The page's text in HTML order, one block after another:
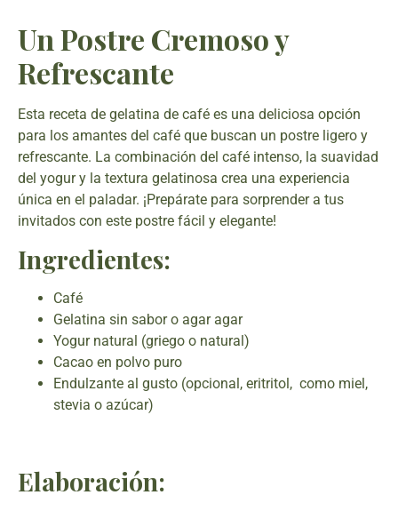
Un Postre Cremoso y
Refrescante
Esta receta de gelatina de café es una deliciosa opción
para los amantes del café que buscan un postre ligero y
refrescante. La combinación del café intenso, la suavidad
del yogur y la textura gelatinosa crea una experiencia
única en el paladar. ¡Prepárate para sorprender a tus
invitados con este postre fácil y elegante!
Ingredientes:
Café
Gelatina sin sabor o agar agar
Yogur natural (griego o natural)
Cacao en polvo puro
Endulzante al gusto (opcional, eritritol, como miel,
stevia o azúcar)
Elaboración: